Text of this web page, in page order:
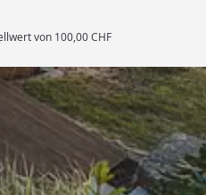
von 100,00 CHF
Shops
4,81/ 5